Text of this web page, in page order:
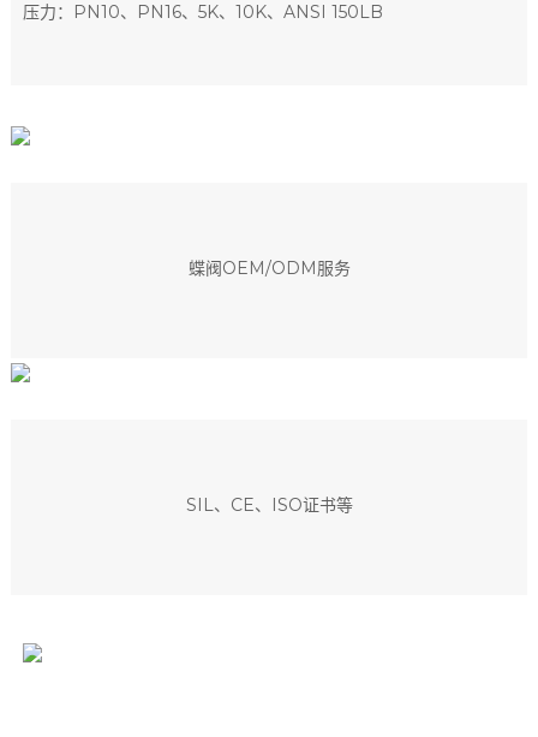
压力：PN10、PN16、5K、10K、ANSI 150LB
蝶阀OEM/ODM服务
SIL、CE、ISO证书等